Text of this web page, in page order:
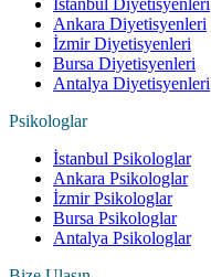
İstanbul Diyetisyenleri
Ankara Diyetisyenleri
İzmir Diyetisyenleri
Bursa Diyetisyenleri
Antalya Diyetisyenleri
Psikologlar
İstanbul Psikologlar
Ankara Psikologlar
İzmir Psikologlar
Bursa Psikologlar
Antalya Psikologlar